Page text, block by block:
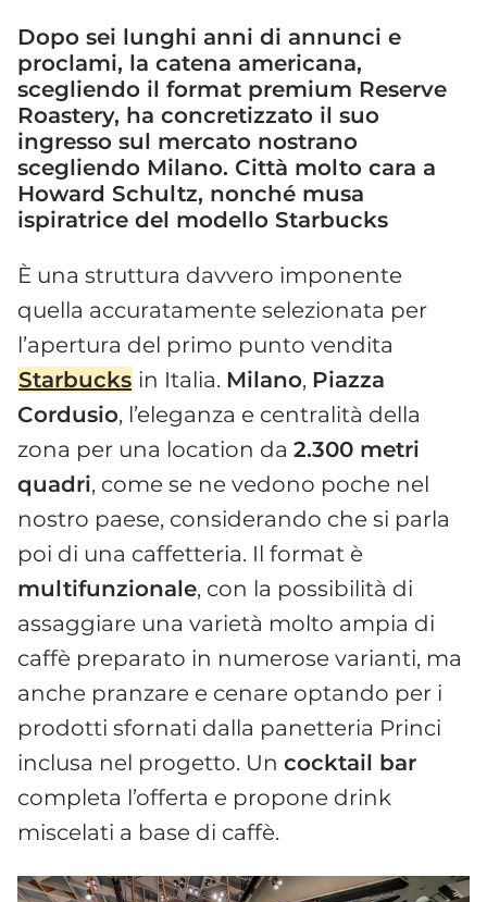
Dopo sei lunghi anni di annunci e
proclami, la catena americana,
scegliendo il format premium Reserve
Roastery, ha concretizzato il suo
ingresso sul mercato nostrano
scegliendo Milano. Città molto cara a
Howard Schultz, nonché musa
ispiratrice del modello Starbucks
È una struttura davvero imponente
quella accuratamente selezionata per
l’apertura del primo punto vendita
Starbucks in Italia. Milano, Piazza
Cordusio, l’eleganza e centralità della
zona per una location da 2.300 metri
quadri, come se ne vedono poche nel
nostro paese, considerando che si parla
poi di una caffetteria. Il format è
multifunzionale, con la possibilità di
assaggiare una varietà molto ampia di
caffè preparato in numerose varianti, ma
anche pranzare e cenare optando per i
prodotti sfornati dalla panetteria Princi
inclusa nel progetto. Un cocktail bar
completa l’offerta e propone drink
miscelati a base di caffè.